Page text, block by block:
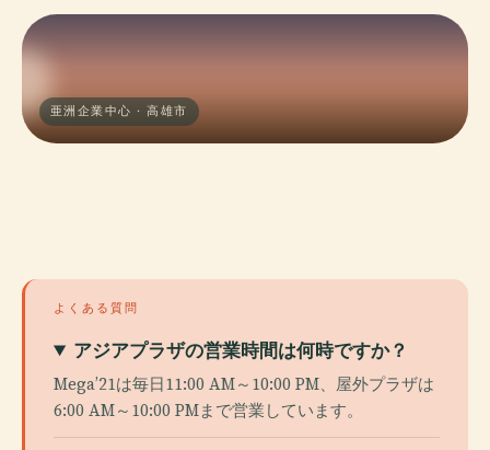
亜洲企業中心 · 高雄市
よくある質問
アジアプラザの営業時間は何時ですか？
Mega’21は毎日11:00 AM～10:00 PM、屋外プラザは
6:00 AM～10:00 PMまで営業しています。